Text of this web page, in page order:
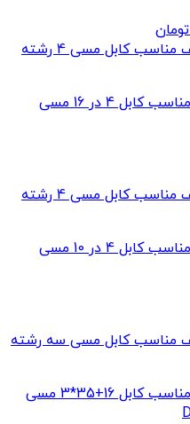
تومان
سرکابل حرارتی فشار ضعیف مناسب کابل 4 در 16 مسی
سرکابل حرارتی فشار ضعیف مناسب کابل 4 در 10 مسی
سرکابل حرارتی فشار ضعیف مناسب کابل 16+35*3 مسی